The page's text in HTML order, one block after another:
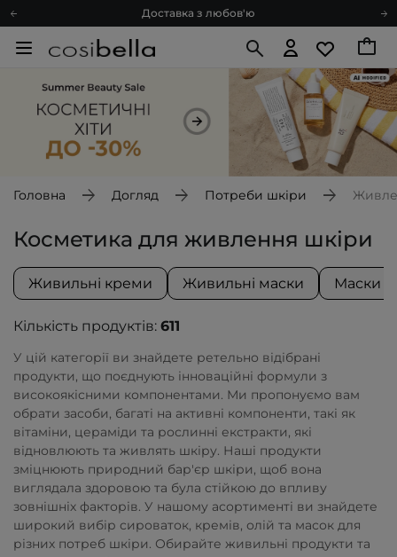
Доставка з любов'ю
Подарункові картки
Рекомендуй нас і отримуй ще більше балів
Запитай косметолога
Подарункові картки
Головна Догляд Потреби шкіри
Косметика для живлення шкіри
Живильні креми Живильні маски Маски
Кількість продуктів: 611
У цій категорії ви знайдете ретельно відібрані
продукти, що поєднують інноваційні формули з
високоякісними компонентами. Ми пропонуємо вам
обрати засоби, багаті на активні компоненти, такі як
вітаміни, цераміди та рослинні екстракти, які
відновлюють та живлять шкіру. Наші продукти
зміцнюють природний бар'єр шкіри, щоб вона
виглядала здоровою та була стійкою до впливу
зовнішніх факторів. У нашому асортименті ви знайдете
широкий вибір сироваток, кремів, олій та масок для
різних потреб шкіри. Обирайте живильні продукти та